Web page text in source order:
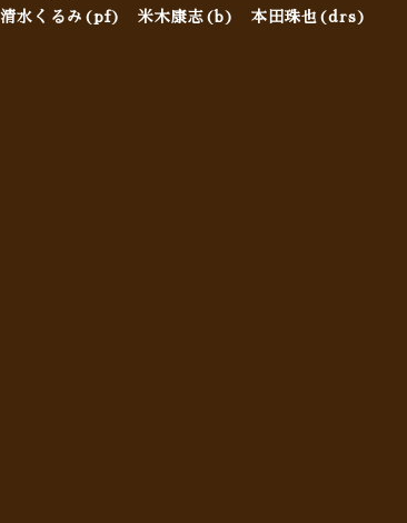
水くるみ(pf) 米木康志(b) 本田珠也(drs)